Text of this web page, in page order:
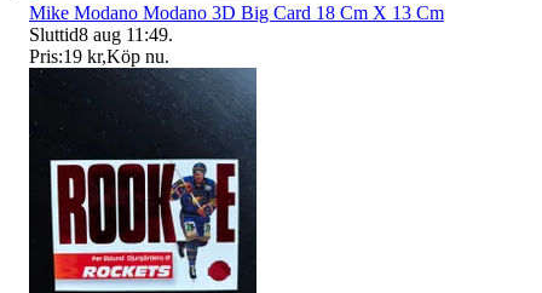
Mike Modano Modano 3D Big Card 18 Cm X 13 Cm
Sluttid8 aug 11:49.
Pris:19 kr,Köp nu.